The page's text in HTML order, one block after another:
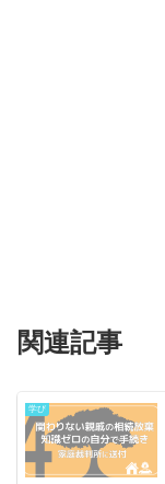
関連記事
学び